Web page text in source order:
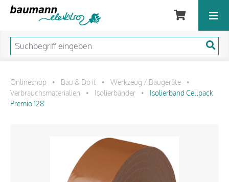
Onlineshop • Bau & Do it • Werkzeug / Baugeräte
•
Verbrauchsmaterialien
• Isolierbänder •
Isolierband Cellpack
Premio 128